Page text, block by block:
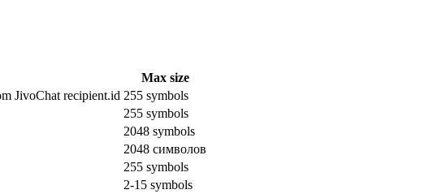
Max size
JivoChat recipient.id 255 symbols
255 symbols
2048 symbols
2048 символов
255 symbols
2-15 symbols